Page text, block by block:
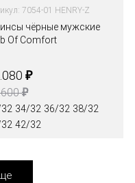
7054-01 HENRY-Z
чёрные мужские
Of Comfort
₽
₽
34/32 36/32 38/32
42/32